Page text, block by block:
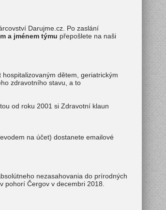
Darujme.cz. Po zaslání
a jménem týmu přepošlete na naši
dětem, geriatrickým
zdravotního stavu, a to
od roku 2001 si Zdravotní klaun
na účet) dostanete emailové
nezasahovania do prírodných
pohorí Čergov v decembri 2018.